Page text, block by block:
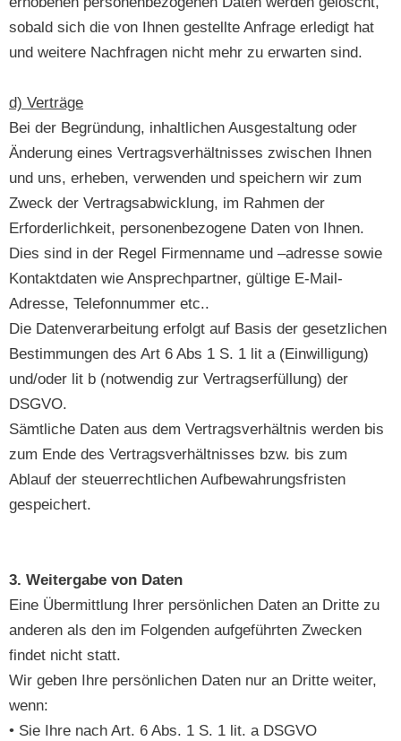
sobald sich die von Ihnen gestellte Anfrage erledigt hat
und weitere Nachfragen nicht mehr zu erwarten sind.
d) Verträge
Bei der Begründung, inhaltlichen Ausgestaltung oder
Änderung eines Vertragsverhältnisses zwischen Ihnen
und uns, erheben, verwenden und speichern wir zum
Zweck der Vertragsabwicklung, im Rahmen der
Erforderlichkeit, personenbezogene Daten von Ihnen.
Dies sind in der Regel Firmenname und –adresse sowie
Kontaktdaten wie Ansprechpartner, gültige E-Mail-
Adresse, Telefonnummer etc..
Die Datenverarbeitung erfolgt auf Basis der gesetzlichen
Bestimmungen des Art 6 Abs 1 S. 1 lit a (Einwilligung)
und/oder lit b (notwendig zur Vertragserfüllung) der
DSGVO.
Sämtliche Daten aus dem Vertragsverhältnis werden bis
zum Ende des Vertragsverhältnisses bzw. bis zum
Ablauf der steuerrechtlichen Aufbewahrungsfristen
gespeichert.
3. Weitergabe von Daten
Eine Übermittlung Ihrer persönlichen Daten an Dritte zu
anderen als den im Folgenden aufgeführten Zwecken
findet nicht statt.
Wir geben Ihre persönlichen Daten nur an Dritte weiter,
wenn:
• Sie Ihre nach Art. 6 Abs. 1 S. 1 lit. a DSGVO